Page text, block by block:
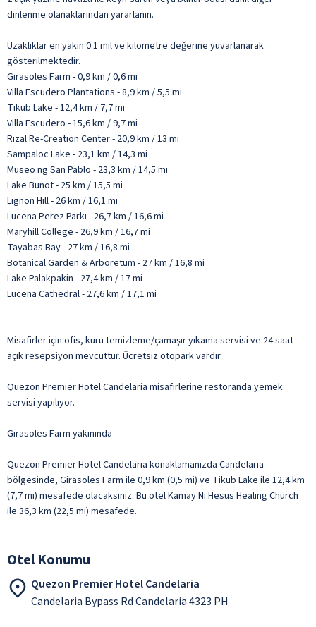
dinlenme olanaklarından yararlanın.
Uzaklıklar en yakın 0.1 mil ve kilometre değerine yuvarlanarak
gösterilmektedir.
Girasoles Farm - 0,9 km / 0,6 mi
Villa Escudero Plantations - 8,9 km / 5,5 mi
Tikub Lake - 12,4 km / 7,7 mi
Villa Escudero - 15,6 km / 9,7 mi
Rizal Re-Creation Center - 20,9 km / 13 mi
Sampaloc Lake - 23,1 km / 14,3 mi
Museo ng San Pablo - 23,3 km / 14,5 mi
Lake Bunot - 25 km / 15,5 mi
Lignon Hill - 26 km / 16,1 mi
Lucena Perez Parkı - 26,7 km / 16,6 mi
Maryhill College - 26,9 km / 16,7 mi
Tayabas Bay - 27 km / 16,8 mi
Botanical Garden & Arboretum - 27 km / 16,8 mi
Lake Palakpakin - 27,4 km / 17 mi
Lucena Cathedral - 27,6 km / 17,1 mi
Misafirler için ofis, kuru temizleme/çamaşır yıkama servisi ve 24 saat
açık resepsiyon mevcuttur. Ücretsiz otopark vardır.
Quezon Premier Hotel Candelaria misafirlerine restoranda yemek
servisi yapılıyor.
Girasoles Farm yakınında
Quezon Premier Hotel Candelaria konaklamanızda Candelaria
bölgesinde, Girasoles Farm ile 0,9 km (0,5 mi) ve Tikub Lake ile 12,4 km
(7,7 mi) mesafede olacaksınız. Bu otel Kamay Ni Hesus Healing Church
ile 36,3 km (22,5 mi) mesafede.
Otel Konumu
Quezon Premier Hotel Candelaria
Candelaria Bypass Rd Candelaria 4323 PH